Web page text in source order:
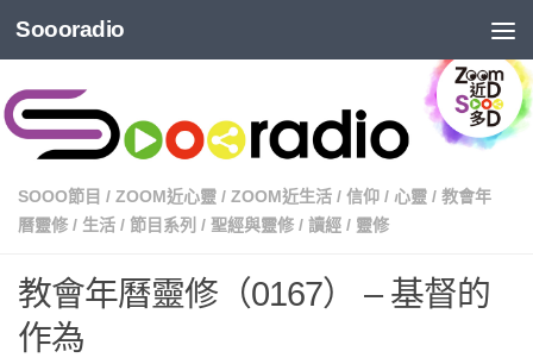
Soooradio
SOOO節目 / ZOOM近心靈 / ZOOM近生活 / 信仰 / 心靈 / 教會年
曆靈修 / 生活 / 節目系列 / 聖經與靈修 / 讀經 / 靈修
教會年曆靈修（0167） – 基督的
作為